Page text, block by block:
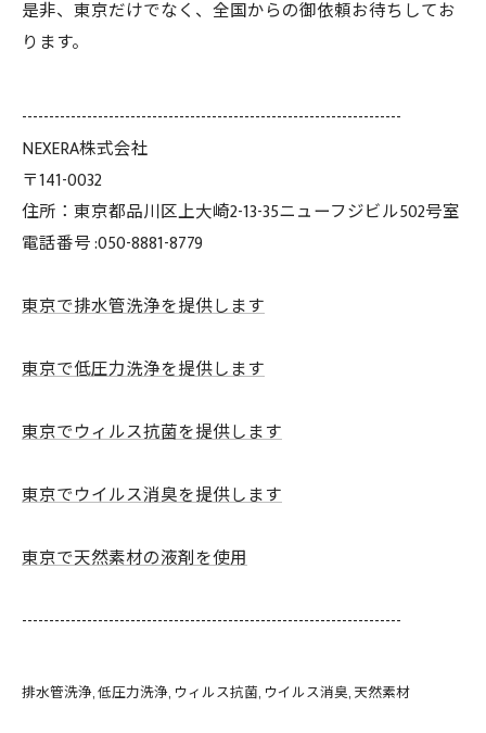
是非、東京だけでなく、全国からの御依頼お待ちしてお
ります。
----------------------------------------------------------------------
NEXERA株式会社
〒141-0032
住所：東京都品川区上大崎2-13-35ニューフジビル502号室
電話番号 :050-8881-8779
東京で排水管洗浄を提供します
東京で低圧力洗浄を提供します
東京でウィルス抗菌を提供します
東京でウイルス消臭を提供します
東京で天然素材の液剤を使用
----------------------------------------------------------------------
排水管洗浄 低圧力洗浄 ウィルス抗菌 ウイルス消臭 天然素材